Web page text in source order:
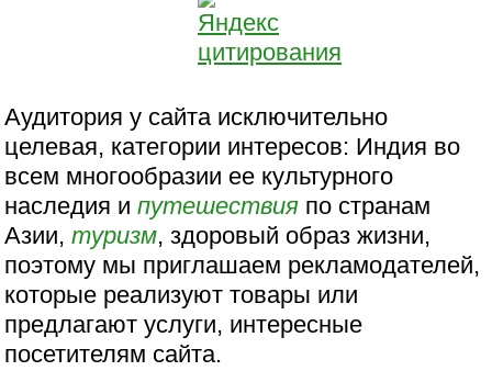
Аудитория у сайта исключительно
целевая, категории интересов: Индия во
всем многообразии ее культурного
наследия ипутешествия по странам
Азии,туризм, здоровый образ жизни,
поэтому мы приглашаем рекламодателей,
которые реализуют товары или
предлагают услуги, интересные
посетителям сайта.